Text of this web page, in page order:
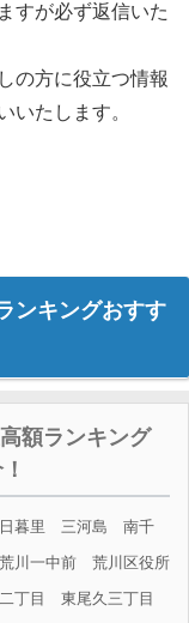
すが必ず返信いた
の方に役立つ情報
いたします。
ンキングおすす
額ランキング
日暮里 三河島 南千
一中前 荒川区役所
丁目 東尾久三丁目